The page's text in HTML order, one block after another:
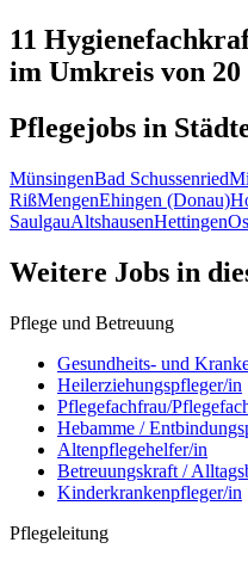
11
im Umkreis von 20
Pflegejobs in
MünsingenBad Schussenried
RißMengenEhingen (Donau)
SaulgauAltshausenHettingen
Weitere Jobs in
Pflege und Betreuung
Gesundheits- und
Heilerziehungspfleger/in
Pflegefachfrau/
Hebamme /
Altenpflegehelfer/in
Betreuungskraft /
Kinderkrankenpfleger/in
Pflegeleitung